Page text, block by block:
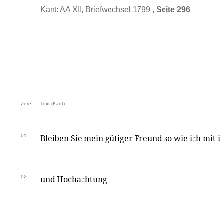
Kant: AA XII, Briefwechsel 1799 , Seite 296
Zeile: Text (Kant):
01 Bleiben Sie mein gütiger Freund so wie ich mit
02 und Hochachtung